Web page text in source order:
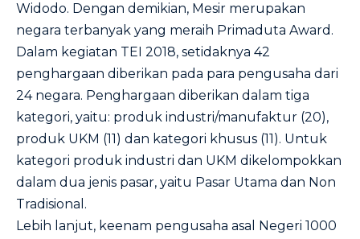
Widodo. Dengan demikian, Mesir merupakan
negara terbanyak yang meraih Primaduta Award.
Dalam kegiatan TEI 2018, setidaknya 42
penghargaan diberikan pada para pengusaha dari
24 negara. Penghargaan diberikan dalam tiga
kategori, yaitu: produk industri/manufaktur (20),
produk UKM (11) dan kategori khusus (11). Untuk
kategori produk industri dan UKM dikelompokkan
dalam dua jenis pasar, yaitu Pasar Utama dan Non
Tradisional.
Lebih lanjut, keenam pengusaha asal Negeri 1000